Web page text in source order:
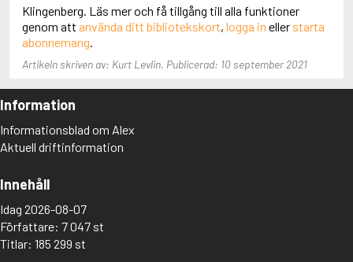
Klingenberg. Läs mer och få tillgång till alla funktioner
genom att använda ditt bibliotekskort, logga in eller starta
abonnemang
Artikeln skriven av: Kurt Levlin. Publicerad: 10 september 2021
Information
Informationsblad om Alex
Aktuell driftinformation
Innehåll
Idag 2026-08-07
Författare: 7 047 st
Titlar: 185 299 st